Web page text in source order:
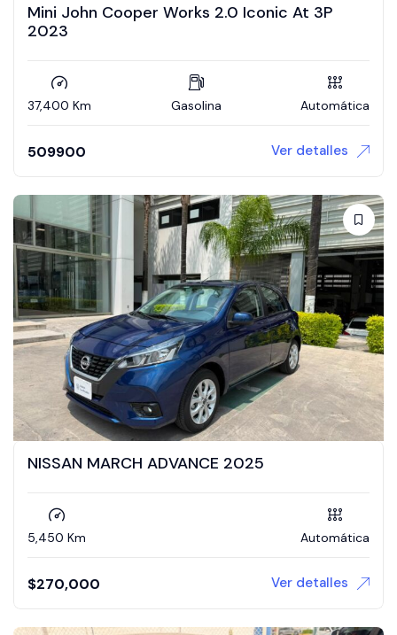
Mini John Cooper Works 2.0 Iconic At 3P
2023
37,400 Km Gasolina Automática
509900 Ver detalles
NISSAN MARCH ADVANCE 2025
5,450 Km Automática
$270,000 Ver detalles